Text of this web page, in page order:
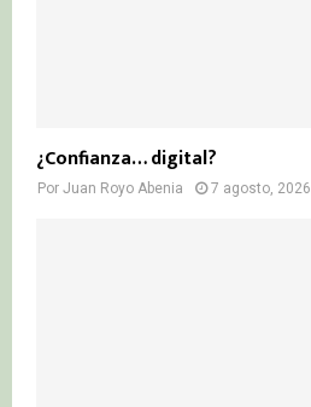
¿Confianza… digital?
Por Juan Royo Abenia 7 agosto, 2026